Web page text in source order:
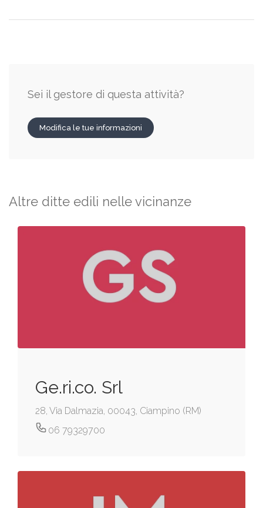
Sei il gestore di questa attività?
Modifica le tue informazioni
Altre ditte edili nelle vicinanze
Ge.ri.co. Srl
28, Via Dalmazia, 00043, Ciampino (RM)
06 79329700